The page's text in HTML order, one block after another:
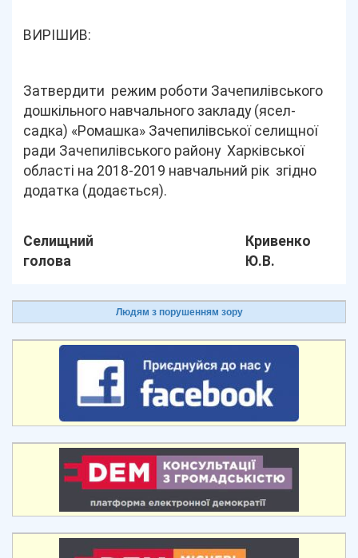
ВИРІШИВ:
Затвердити режим роботи Зачепилівського
дошкільного навчального закладу (ясел-
садка) «Ромашка» Зачепилівської селищної
ради Зачепилівського району Харківської
області на 2018-2019 навчальний рік згідно
додатка (додається).
Селищний
голова
Кривенко
Ю.В.
Людям з порушенням зору